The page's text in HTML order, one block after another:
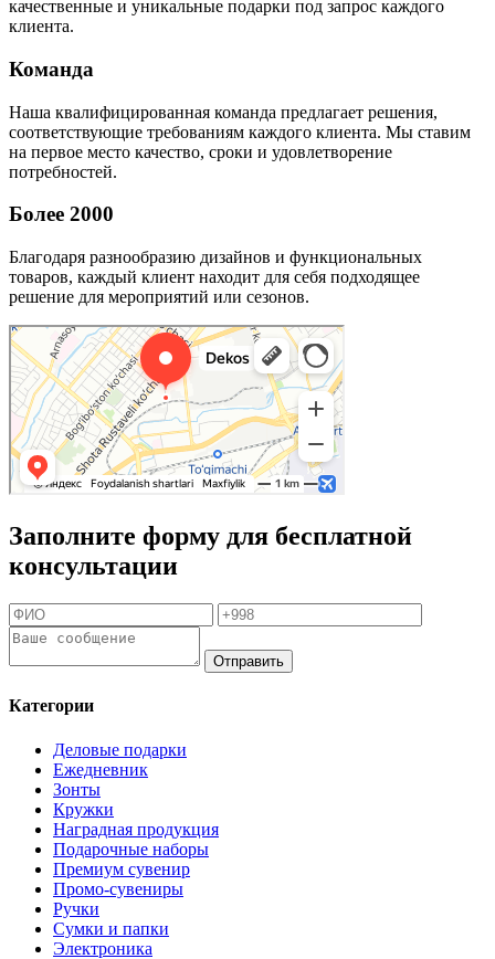
качественные и уникальные подарки под запрос каждого
клиента.
Команда
Наша квалифицированная команда предлагает решения,
соответствующие требованиям каждого клиента. Мы ставим
на первое место качество, сроки и удовлетворение
потребностей.
Более 2000
Благодаря разнообразию дизайнов и функциональных
товаров, каждый клиент находит для себя подходящее
решение для мероприятий или сезонов.
Заполните форму для бесплатной
консультации
Отправить
Категории
Деловые подарки
Ежедневник
Зонты
Кружки
Наградная продукция
Подарочные наборы
Премиум сувенир
Промо-сувениры
Ручки
Сумки и папки
Электроника